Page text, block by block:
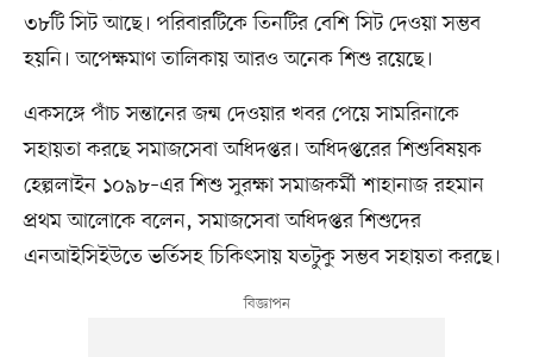
৩৮টি সিট আছে। পরিবারটিকে তিনটির বেশি সিট দেওয়া সম্ভব
হয়নি। অপেক্ষমাণ তালিকায় আরও অনেক শিশু রয়েছে।
একসঙ্গে পাঁচ সন্তানের জন্ম দেওয়ার খবর পেয়ে সামরিনাকে
সহায়তা করছে সমাজসেবা অধিদপ্তর। অধিদপ্তরের শিশুবিষয়ক
হেল্পলাইন ১০৯৮–এর শিশু সুরক্ষা সমাজকর্মী শাহানাজ রহমান
প্রথম আলোকে বলেন, সমাজসেবা অধিদপ্তর শিশুদের
এনআইসিইউতে ভর্তিসহ চিকিৎসায় যতটুকু সম্ভব সহায়তা করছে।